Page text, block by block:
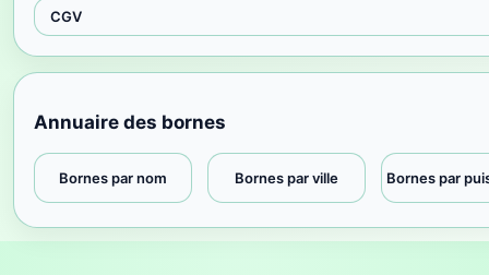
CGV
Annuaire des bornes
Bornes par nom Bornes par ville Bornes par